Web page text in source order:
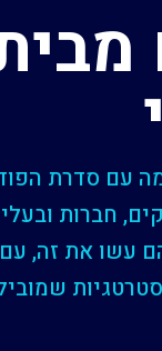
עם סדרת
חברות
עשו את זה,